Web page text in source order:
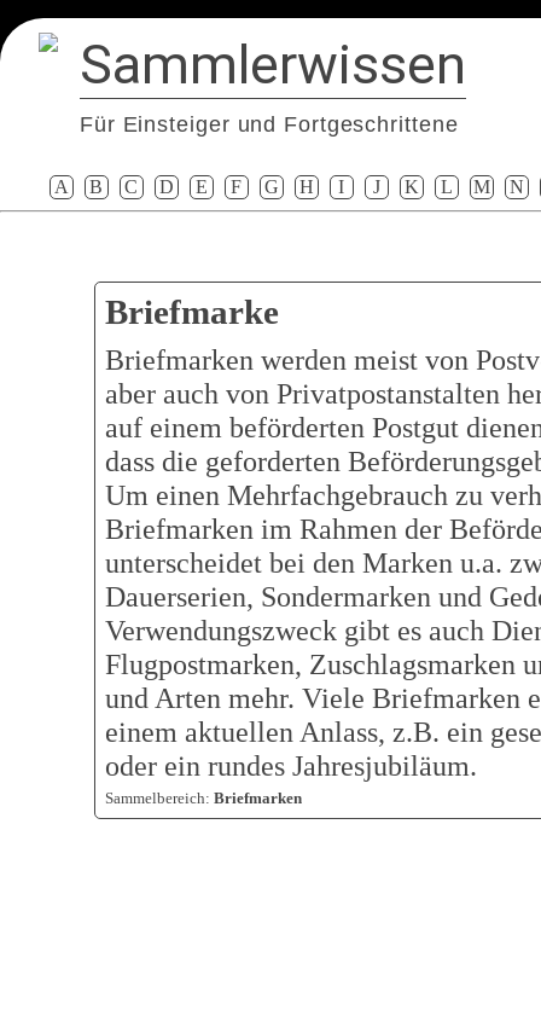
Sammlerwissen
Für Einsteiger und Fortgeschrittene
A B C D E F G H I J K L M N
Briefmarke
Briefmarken werden meist von
aber auch von Privatpostanstalten
auf einem beförderten Postgut
dass die geforderten
Um einen Mehrfachgebrauch zu
Briefmarken im Rahmen der
unterscheidet bei den Marken u.a.
Dauerserien, Sondermarken und
Verwendungszweck gibt es auch
Flugpostmarken, Zuschlagsmarken
und Arten mehr. Viele Briefmarken
einem aktuellen Anlass, z.B. ein
oder ein rundes Jahresjubiläum.
Sammelbereich: Briefmarken